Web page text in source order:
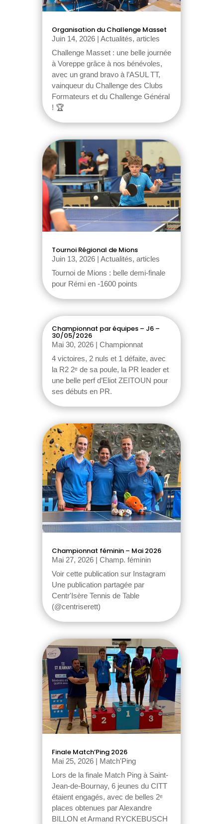
Organisation du Challenge Masset
Juin 14, 2026| Actualités, articles
Challenge Masset : une belle journée
à Voreppe grâce à nos bénévoles,
avec un grand bravo à l’ASUL TT,
vainqueur du Challenge des Clubs
Formateurs et du Challenge Général
! 🏆
Tournoi Régional de Mions
Juin 13, 2026| Actualités, articles
Tournoi de Mions : belle demi-finale
pour Rémi en -1600 points
Championnat par équipes – J6 –
30/05/2026
Mai 30, 2026| Championnat
4 victoires, 2 nuls et 1 défaite, avec
la R2 2ᵉ de sa poule, la PR leader et
une belle perf d’Eliot ZEITOUN pour
ses débuts en PR.
Championnat féminin – Mai 2026
Mai 27, 2026| Champ. féminin
Voir cette publication sur Instagram
Une publication partagée par
Centr'Isère Tennis de Table
(@centriserett)
Finale Match’Ping 2026
Mai 25, 2026| Match'Ping
Lors de la finale Match Ping à Saint-
Jean-de-Bournay, 6 jeunes du CITT
étaient engagés, avec de belles 2ᵉ
places obtenues par Alexandre
BILLON et Armand RYCKEBUSCH